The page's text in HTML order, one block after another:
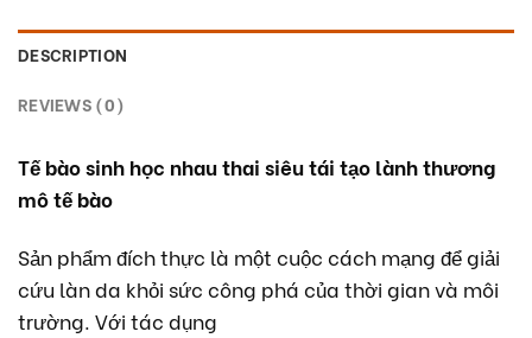
DESCRIPTION
REVIEWS (0)
Tế bào sinh học nhau thai siêu tái tạo lành thương
mô tế bào
Sản phẩm đích thực là một cuộc cách mạng để giải
cứu làn da khỏi sức công phá của thời gian và môi
trường. Với tác dụng